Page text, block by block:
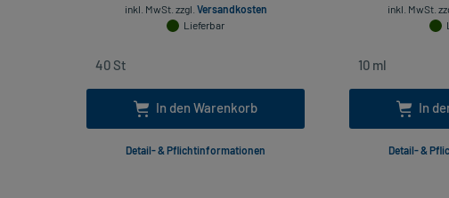
inkl. MwSt. zzgl. Versandkosten
Lieferbar
In den Warenkorb
Detail- & Pflichtinformationen
inkl. MwSt.
In
Detail- &